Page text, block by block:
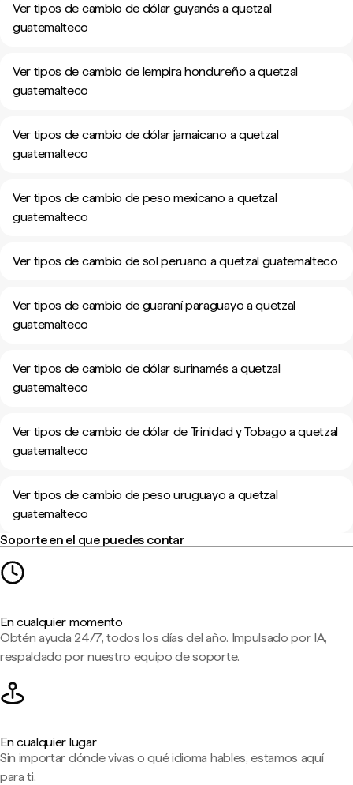
Ver tipos de cambio de dólar guyanés a quetzal
guatemalteco
Ver tipos de cambio de lempira hondureño a quetzal
guatemalteco
Ver tipos de cambio de dólar jamaicano a quetzal
guatemalteco
Ver tipos de cambio de peso mexicano a quetzal
guatemalteco
Ver tipos de cambio de sol peruano a quetzal guatemalteco
Ver tipos de cambio de guaraní paraguayo a quetzal
guatemalteco
Ver tipos de cambio de dólar surinamés a quetzal
guatemalteco
Ver tipos de cambio de dólar de Trinidad y Tobago a quetzal
guatemalteco
Ver tipos de cambio de peso uruguayo a quetzal
guatemalteco
Soporte en el que puedes contar
En cualquier momento
Obtén ayuda 24/7, todos los días del año. Impulsado por IA,
respaldado por nuestro equipo de soporte.
En cualquier lugar
Sin importar dónde vivas o qué idioma hables, estamos aquí
para ti.